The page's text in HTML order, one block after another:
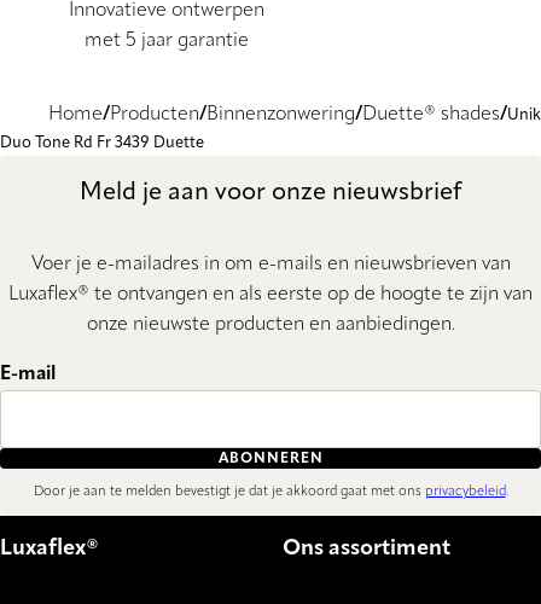
Innovatieve ontwerpen
met 5 jaar garantie
Home Producten Binnenzonwering Duette® shades
Unik
Duo Tone Rd Fr 3439 Duette
Meld je aan voor onze nieuwsbrief
Voer je e-mailadres in om e-mails en nieuwsbrieven van
Luxaflex® te ontvangen en als eerste op de hoogte te zijn van
onze nieuwste producten en aanbiedingen.
E-mail
ABONNEREN
Door je aan te melden bevestigt je dat je akkoord gaat met ons privacybeleid.
Luxaflex® Ons assortiment